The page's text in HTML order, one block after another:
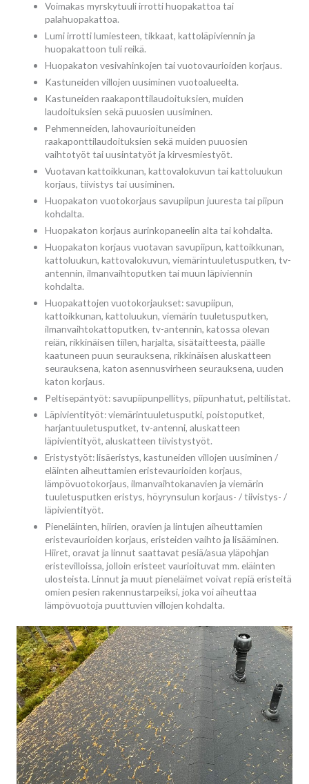
Voimakas myrskytuuli irrotti huopakattoa tai
palahuopakattoa.
Lumi irrotti lumiesteen, tikkaat, kattoläpiviennin ja
huopakattoon tuli reikä.
Huopakaton vesivahinkojen tai vuotovaurioiden korjaus.
Kastuneiden villojen uusiminen vuotoalueelta.
Kastuneiden raakaponttilaudoituksien, muiden
laudoituksien sekä puuosien uusiminen.
Pehmenneiden, lahovaurioituneiden
raakaponttilaudoituksien sekä muiden puuosien
vaihtotyöt tai uusintatyöt ja kirvesmiestyöt.
Vuotavan kattoikkunan, kattovalokuvun tai kattoluukun
korjaus, tiivistys tai uusiminen.
Huopakaton vuotokorjaus savupiipun juuresta tai piipun
kohdalta.
Huopakaton korjaus aurinkopaneelin alta tai kohdalta.
Huopakaton korjaus vuotavan savupiipun, kattoikkunan,
kattoluukun, kattovalokuvun, viemärintuuletusputken, tv-
antennin, ilmanvaihtoputken tai muun läpiviennin
kohdalta.
Huopakattojen vuotokorjaukset: savupiipun,
kattoikkunan, kattoluukun, viemärin tuuletusputken,
ilmanvaihtokattoputken, tv-antennin, katossa olevan
reiän, rikkinäisen tiilen, harjalta, sisätaitteesta, päälle
kaatuneen puun seurauksena, rikkinäisen aluskatteen
seurauksena, katon asennusvirheen seurauksena, uuden
katon korjaus.
Peltisepäntyöt: savupiipunpellitys, piipunhatut, peltilistat.
Läpivientityöt: viemärintuuletusputki, poistoputket,
harjantuuletusputket, tv-antenni, aluskatteen
läpivientityöt, aluskatteen tiivistystyöt.
Eristystyöt: lisäeristys, kastuneiden villojen uusiminen /
eläinten aiheuttamien eristevaurioiden korjaus,
lämpövuotokorjaus, ilmanvaihtokanavien ja viemärin
tuuletusputken eristys, höyrynsulun korjaus- / tiivistys- /
läpivientityöt.
Pieneläinten, hiirien, oravien ja lintujen aiheuttamien
eristevaurioiden korjaus, eristeiden vaihto ja lisääminen.
Hiiret, oravat ja linnut saattavat pesiä/asua yläpohjan
eristevilloissa, jolloin eristeet vaurioituvat mm. eläinten
ulosteista. Linnut ja muut pieneläimet voivat repiä eristeitä
omien pesien rakennustarpeiksi, joka voi aiheuttaa
lämpövuotoja puuttuvien villojen kohdalta.